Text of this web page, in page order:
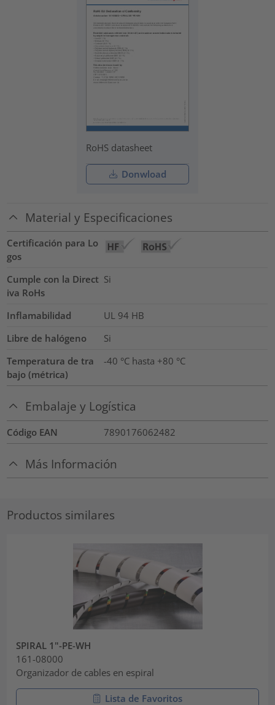
RoHS datasheet
Donwload
Material y Especificaciones
Certificación para Lo
gos
Cumple con la Direct
iva RoHs
Si
Inflamabilidad
UL 94 HB
Libre de halógeno
Si
Temperatura de tra
bajo (métrica)
-40 °C hasta +80 °C
Embalaje y Logística
Código EAN 7890176062482
Más Información
Productos similares
SPIRAL 1"-PE-WH
161-08000
Organizador de cables en espiral
Lista de Favoritos